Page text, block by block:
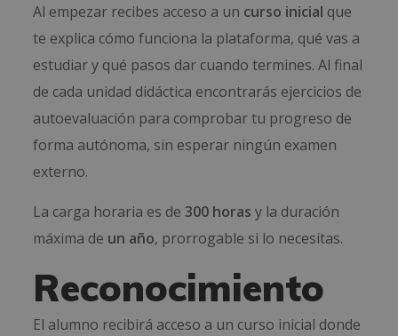
Al empezar recibes acceso a un curso inicial que
te explica cómo funciona la plataforma, qué vas a
estudiar y qué pasos dar cuando termines. Al final
de cada unidad didáctica encontrarás ejercicios de
autoevaluación para comprobar tu progreso de
forma autónoma, sin esperar ningún examen
externo.
La carga horaria es de300 horas y la duración
máxima de un año, prorrogable si lo necesitas.
Reconocimiento
El alumno recibirá acceso a un curso inicial donde